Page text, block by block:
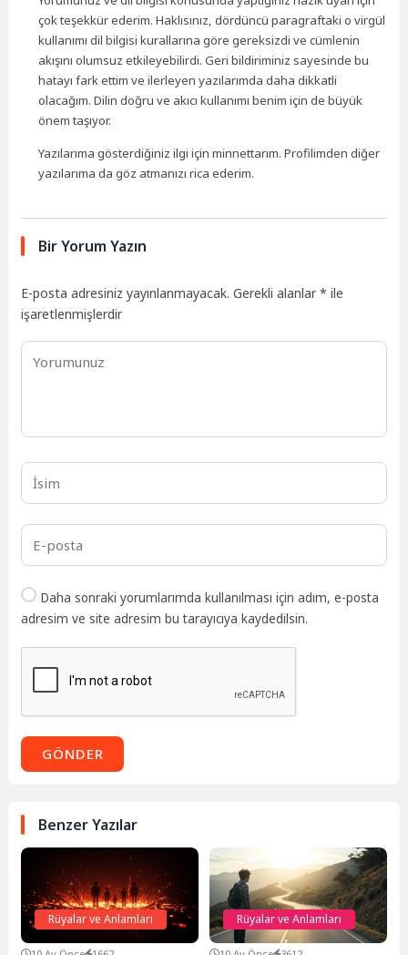
çok teşekkür ederim. Haklısınız, dördüncü paragraftaki o virgül
kullanımı dil bilgisi kurallarına göre gereksizdi ve cümlenin
akışını olumsuz etkileyebilirdi. Geri bildiriminiz sayesinde bu
hatayı fark ettim ve ilerleyen yazılarımda daha dikkatli
olacağım. Dilin doğru ve akıcı kullanımı benim için de büyük
önem taşıyor.
Yazılarıma gösterdiğiniz ilgi için minnettarım. Profilimden diğer
yazılarıma da göz atmanızı rica ederim.
Bir Yorum Yazın
E-posta adresiniz yayınlanmayacak. Gerekli alanlar* ile
işaretlenmişlerdir
Daha sonraki yorumlarımda kullanılması için adım, e-posta
adresim ve site adresim bu tarayıcıya kaydedilsin.
GÖNDER
Benzer Yazılar
Rüyalar ve Anlamları Rüyalar ve Anlamları